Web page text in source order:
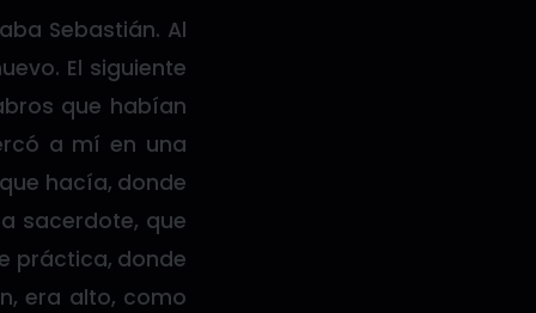
Sebastián. Al
El siguiente
que habían
a mí en una
hacía, donde
sacerdote, que
práctica, donde
era alto, como